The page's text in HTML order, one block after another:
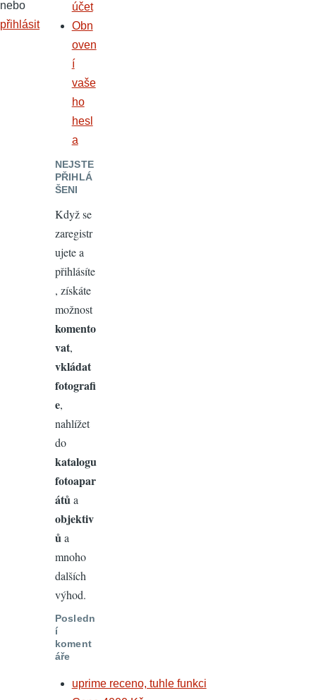
nebo
přihlásit
účet
Obn
oven
í
vaše
ho
hesl
a
NEJSTE
PŘIHLÁ
ŠENI
Když se
zaregistr
ujete a
přihlásíte
, získáte
možnost
komento
vat,
vkládat
fotografi
e,
nahlížet
do
katalogu
fotoapar
átů a
objektiv
ů a
mnoho
dalších
výhod.
Posledn
í
koment
áře
uprime receno, tuhle funkci